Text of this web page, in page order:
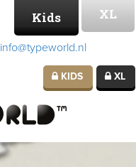
info@typeworld.nl
Kids XL
KIDS XL